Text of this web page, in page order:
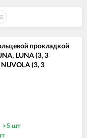
прокладкой
LUNA (3, 3
(3, 3
>5 шт